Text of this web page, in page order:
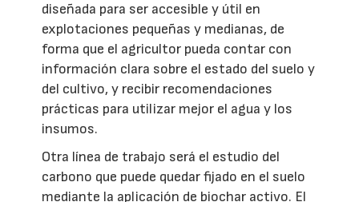
diseñada para ser accesible y útil en
explotaciones pequeñas y medianas, de
forma que el agricultor pueda contar con
información clara sobre el estado del suelo y
del cultivo, y recibir recomendaciones
prácticas para utilizar mejor el agua y los
insumos.
Otra línea de trabajo será el estudio del
carbono que puede quedar fijado en el suelo
mediante la aplicación de biochar activo. El